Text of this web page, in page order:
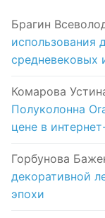
Брагин
использования
средневековых
Комарова
Полуколонна
цене в
Горбунова
декоративной
эпохи